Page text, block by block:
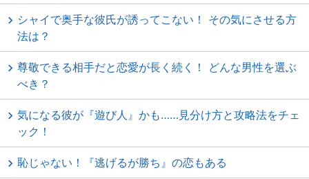
シャイで奥手な彼氏が誘ってこない！ その気にさせる方
法は？
尊敬できる相手だと恋愛が長く続く！ どんな男性を選ぶ
べき？
気になる彼が『遊び人』かも……見分け方と攻略法をチェ
ック！
恥じゃない！『逃げるが勝ち』の恋もある